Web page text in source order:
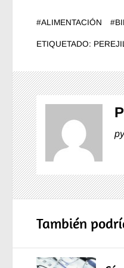
#ALIMENTACIÓN #
ETIQUETADO: PEREJIL
También